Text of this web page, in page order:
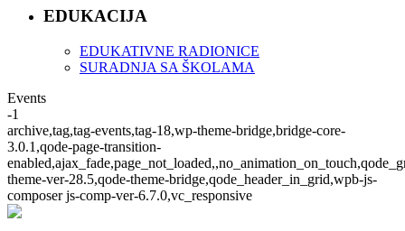
EDUKACIJA
EDUKATIVNE RADIONICE
SURADNJA SA ŠKOLAMA
Events
-1
archive,tag,tag-events,tag-18,wp-theme-bridge,bridge-core-
3.0.1,qode-page-transition-
theme-ver-28.5,qode-theme-bridge,qode_header_in_grid,wpb-js-
composer js-comp-ver-6.7.0,vc_responsive